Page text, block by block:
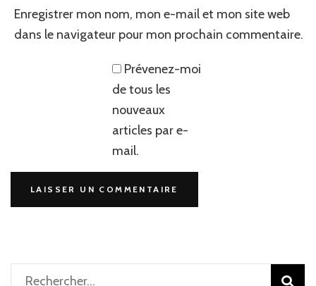
Enregistrer mon nom, mon e-mail et mon site web
dans le navigateur pour mon prochain commentaire.
Prévenez-moi
de tous les
nouveaux
articles par e-
mail.
Rechercher :